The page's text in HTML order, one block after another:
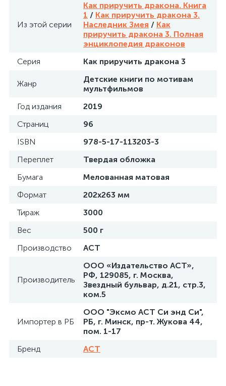
Из этой серии
Как приручить дракона. Книга
1 / Как приручить дракона 3.
Наследник Змея / Как
приручить дракона 3. Полная
энциклопедия драконов
Серия
Как приручить дракона 3
Жанр
Детские книги по мотивам
мультфильмов
Год издания
2019
Страниц
96
ISBN
978-5-17-113203-3
Переплет
Твердая обложка
Бумага
Мелованная матовая
Формат
202x263 мм
Тираж
3000
Вес
500 г
Производство
АСТ
Производитель
ООО «Издательство АСТ»,
РФ, 129085, г. Москва,
Звездный бульвар, д.21, стр.3,
ком.5
Импортер в РБ
ООО "Эксмо АСТ Си энд Си",
РБ, г. Минск, пр-т. Жукова 44,
пом. 1-17
Бренд
АСТ